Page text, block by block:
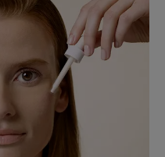
曬保護，同時包括極傷
保護
膚效果
液質地